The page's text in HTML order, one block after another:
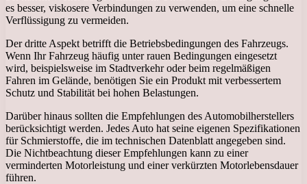
es besser, viskosere Verbindungen zu verwenden, um eine schnelle
Verflüssigung zu vermeiden.
Der dritte Aspekt betrifft die Betriebsbedingungen des Fahrzeugs.
Wenn Ihr Fahrzeug häufig unter rauen Bedingungen eingesetzt
wird, beispielsweise im Stadtverkehr oder beim regelmäßigen
Fahren im Gelände, benötigen Sie ein Produkt mit verbessertem
Schutz und Stabilität bei hohen Belastungen.
Darüber hinaus sollten die Empfehlungen des Automobilherstellers
berücksichtigt werden. Jedes Auto hat seine eigenen Spezifikationen
für Schmierstoffe, die im technischen Datenblatt angegeben sind.
Die Nichtbeachtung dieser Empfehlungen kann zu einer
verminderten Motorleistung und einer verkürzten Motorlebensdauer
führen.